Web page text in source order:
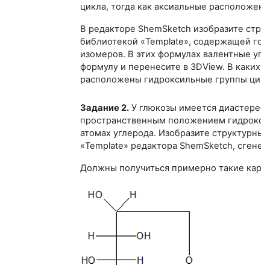
цикла, тогда как аксиальные
В редакторе ShemSketch изобразите
библиотекой «Template», содержащей
изомеров. В этих формулах валентные
формулу и перенесите в 3DView. В каких
расположены гидроксильные группы
Задание 2. У глюкозы имеется
пространственным положением
атомах углерода. Изобразите
«Template» редактора ShemSketch,
Должны получиться примерно такие